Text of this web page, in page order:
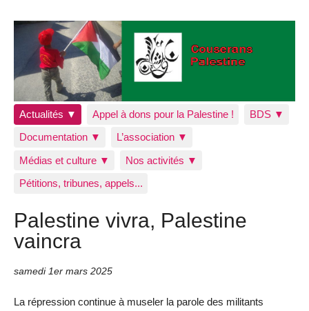
Actualités ▼ Appel à dons pour la Palestine !
BDS ▼
Documentation ▼
L’association ▼
Médias et culture ▼
Nos activités ▼
Pétitions, tribunes, appels...
Palestine vivra, Palestine
vaincra
samedi 1er mars 2025
La répression continue à museler la parole des militants